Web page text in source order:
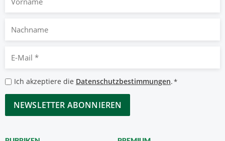
Nachname
Mail
*
Datenschutzbestimmungen
*
Ich akzeptiere die Datenschutzbestimmungen.*
CAPTCHA